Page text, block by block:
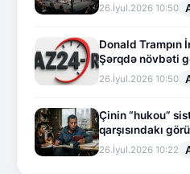
26.İyul.2026 10:50
Donald Trampın
Şərqdə növbəti
26.İyul.2026 10:50
Çinin “hukou”
qarşısındakı
26.İyul.2026 10:22